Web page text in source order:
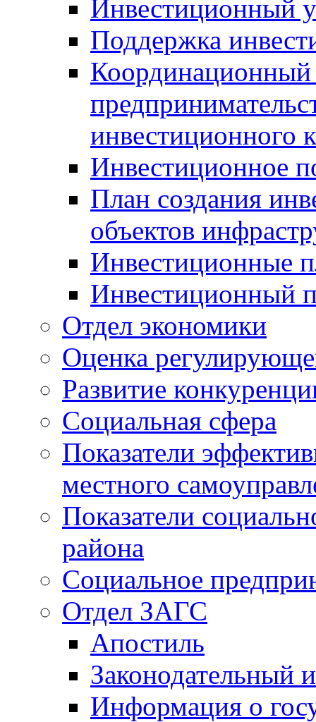
Инвестиционный
Поддержка
Координационный
инвестиционного
Инвестиционное
План создания
объектов
Инвестиционные
Инвестиционный
Отдел экономики
Оценка
Развитие
Социальная сфера
Показатели
местного
Показатели
района
Социальное
Отдел ЗАГС
Апостиль
Законодательный
Информация о